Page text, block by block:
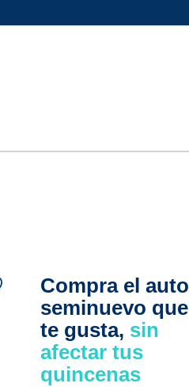
Compra el auto
seminuevo que
te gusta, sin
afectar tus
quincenas